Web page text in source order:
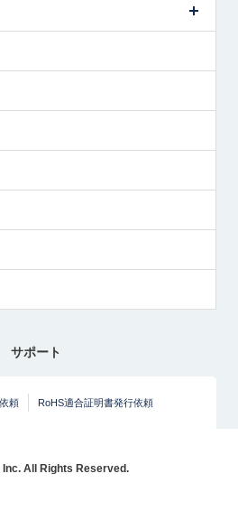
サポート
頼 RoHS適合証明書発行依頼
Inc. All Rights Reserved.